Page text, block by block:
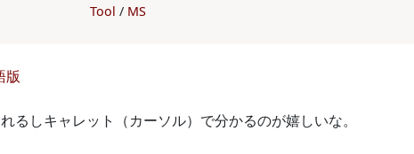
Tool MS
版
るしキャレット（カーソル）で分かるのが嬉しいな。